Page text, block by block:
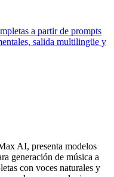
a partir de prompts
salida multilingüe y
AI, presenta modelos
generación de música a
con voces naturales y